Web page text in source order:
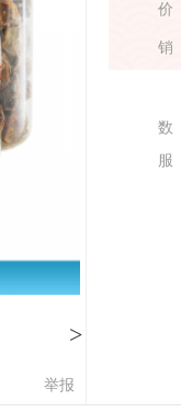
>
举报
价
销
数
服